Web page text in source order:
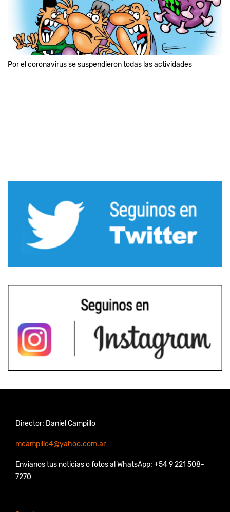
Por el coronavirus se suspendieron todas las actividades
Director: Daniel Campillo
mcampillo4@yahoo.com.ar
Envianos tus noticias o fotos al WhatsApp: +54 9 221 508-
7270